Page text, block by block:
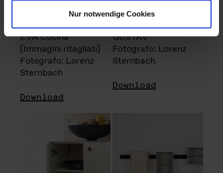
Nur notwendige Cookies
EVA Cucina
(Immagini ritagliati)
Fotografo: Lorenz
Sternbach
Download
GUSTAV
Fotografo: Lorenz
Sternbach
Download